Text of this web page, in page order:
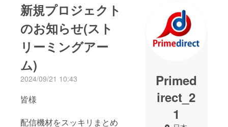
新規プロジェクト
のお知らせ(スト
リーミングアー
ム)
2024/09/21 10:43
皆様
配信機材をスッキリまとめ
Primed
irect_2
1